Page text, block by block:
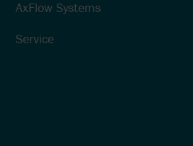
AxFlow Systems
Service